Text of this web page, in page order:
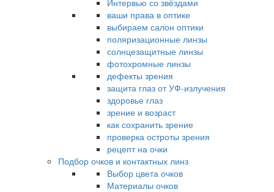
Интервью со звёздами
ваши права в оптике
выбираем салон оптики
поляризационные линзы
солнцезащитные линзы
фотохромные линзы
дефекты зрения
защита глаз от УФ-излучения
здоровье глаз
зрение и возраст
как сохранить зрение
проверка остроты зрения
рецепт на очки
Подбор очков и контактных линз
Выбор цвета очков
Материалы очков